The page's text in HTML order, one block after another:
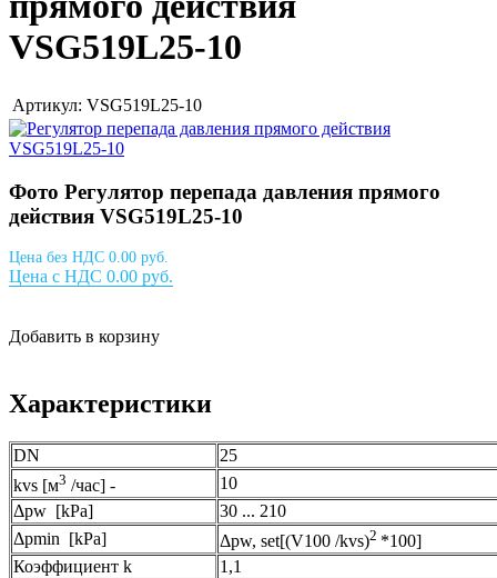
VSG519L25-10
Артикул: VSG519L25-10
Фото Регулятор перепада давления прямого
действия VSG519L25-10
Цена без НДС 0.00 руб.
Цена с НДС 0.00 руб.
Добавить в корзину
Характеристики
DN
25
kvs [м3 /час] -
10
Δpw [kPa]
30 ... 210
Δpmin [kPa]
Δpw, set[(V100 /kvs)2 *100]
Коэффициент k
1,1